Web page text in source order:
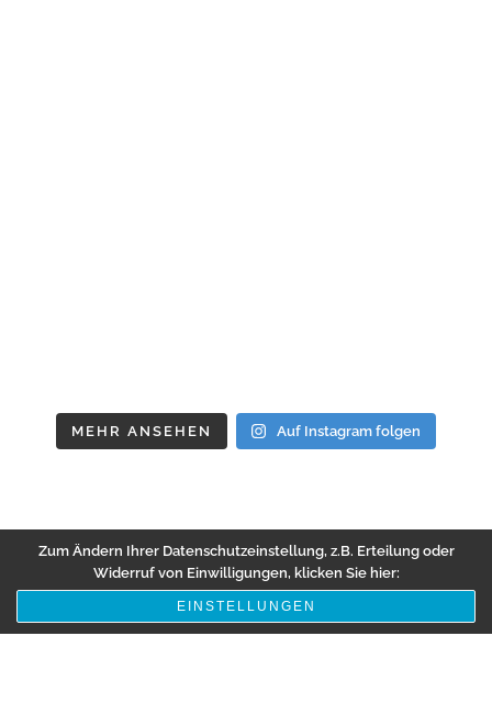
MEHR ANSEHEN Auf Instagram folgen
Zum Ändern Ihrer Datenschutzeinstellung, z.B. Erteilung oder
Widerruf von Einwilligungen, klicken Sie hier:
EINSTELLUNGEN